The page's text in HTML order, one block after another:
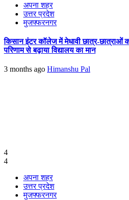
अपना शहर
उत्तर प्रदेश
मुजफ्फरनगर
किसान इंटर कॉलेज में मेधावी छात्र-छात्राओं
परिणाम से बढ़ाया विद्यालय का मान
3 months ago Himanshu Pal
4
4
अपना शहर
उत्तर प्रदेश
मुजफ्फरनगर